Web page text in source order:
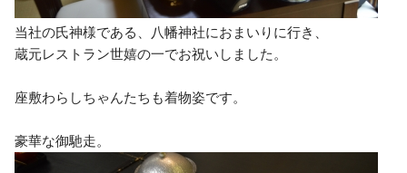
当社の氏神様である、八幡神社におまいりに行き、
蔵元レストラン世嬉の一でお祝いしました。
座敷わらしちゃんたちも着物姿です。
豪華な御馳走。